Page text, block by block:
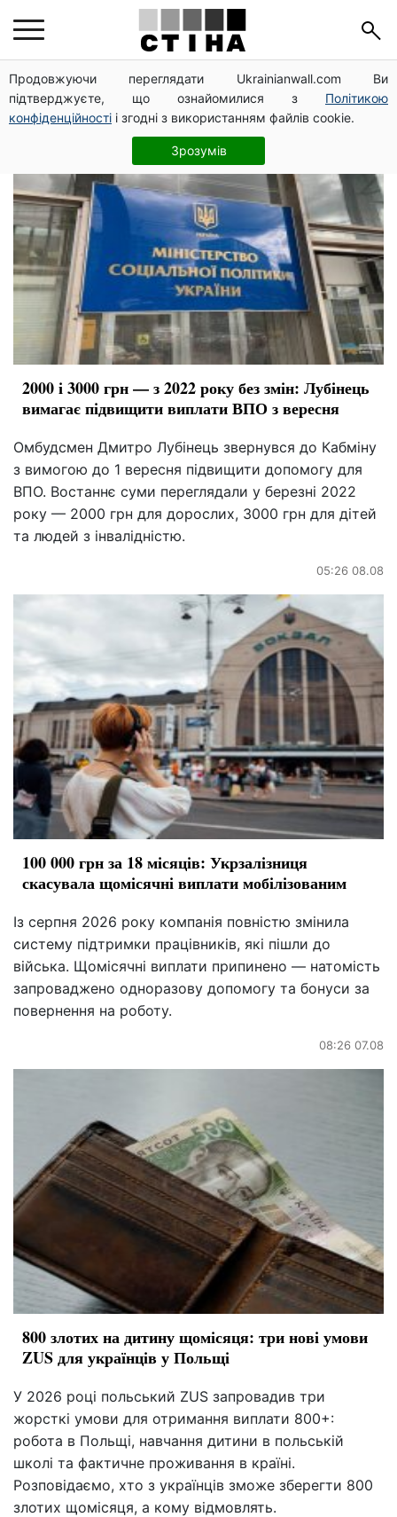
Продовжуючи переглядати Ukrainianwall.com Ви
підтверджуєте, що ознайомилися з Політикою
конфіденційності і згодні з використанням файлів cookie.
Зрозумів
соціальні виплати
2000 і 3000 грн — з 2022 року без змін: Лубінець
вимагає підвищити виплати ВПО з вересня
Омбудсмен Дмитро Лубінець звернувся до Кабміну
з вимогою до 1 вересня підвищити допомогу для
ВПО. Востаннє суми переглядали у березні 2022
року — 2000 грн для дорослих, 3000 грн для дітей
та людей з інвалідністю.
05:26 08.08
100 000 грн за 18 місяців: Укрзалізниця
скасувала щомісячні виплати мобілізованим
Із серпня 2026 року компанія повністю змінила
систему підтримки працівників, які пішли до
війська. Щомісячні виплати припинено — натомість
запроваджено одноразову допомогу та бонуси за
повернення на роботу.
08:26 07.08
800 злотих на дитину щомісяця: три нові умови
ZUS для українців у Польщі
У 2026 році польський ZUS запровадив три
жорсткі умови для отримання виплати 800+:
робота в Польщі, навчання дитини в польській
школі та фактичне проживання в країні.
Розповідаємо, хто з українців зможе зберегти 800
злотих щомісяця, а кому відмовлять.